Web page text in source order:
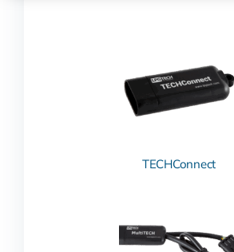
TECHConnect